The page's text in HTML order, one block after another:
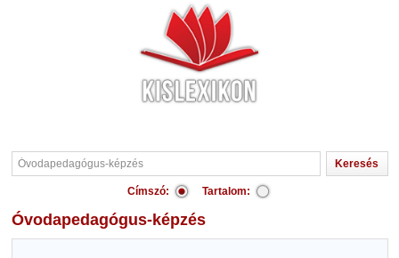
Címszó: Tartalom:
Óvodapedagógus-képzés